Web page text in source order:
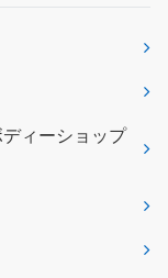
ィーショップ